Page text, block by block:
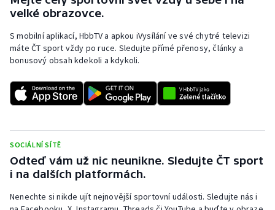
Rychlostní kanoistika
Short track
Stolní tenis
Triatlon
Veslování
velké obrazovce.
S mobilní aplikací, HbbTV a apkou iVysílání ve své chytré televizi
máte ČT sport vždy po ruce. Sledujte přímé přenosy, články a
bonusový obsah kdekoli a kdykoli.
SOCIÁLNÍ SÍTĚ
Odteď vám už nic neunikne. Sledujte ČT sport
i na dalších platformách.
Nenechte si nikde ujít nejnovější sportovní události. Sledujte nás i